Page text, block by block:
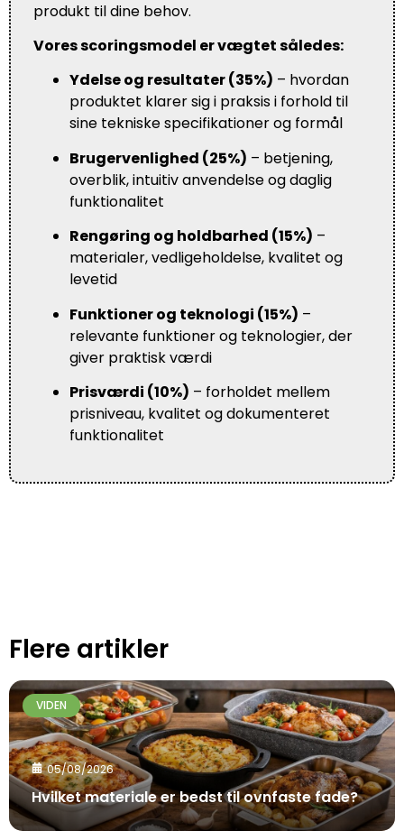
produkt til dine behov.
Vores scoringsmodel er vægtet således:
Ydelse og resultater (35%) – hvordan
produktet klarer sig i praksis i forhold til
sine tekniske specifikationer og formål
Brugervenlighed (25%) – betjening,
overblik, intuitiv anvendelse og daglig
funktionalitet
Rengøring og holdbarhed (15%) –
materialer, vedligeholdelse, kvalitet og
levetid
Funktioner og teknologi (15%) –
relevante funktioner og teknologier, der
giver praktisk værdi
Prisværdi (10%) – forholdet mellem
prisniveau, kvalitet og dokumenteret
funktionalitet
Flere artikler
VIDEN
05/08/2026
Hvilket materiale er bedst til ovnfaste fade?